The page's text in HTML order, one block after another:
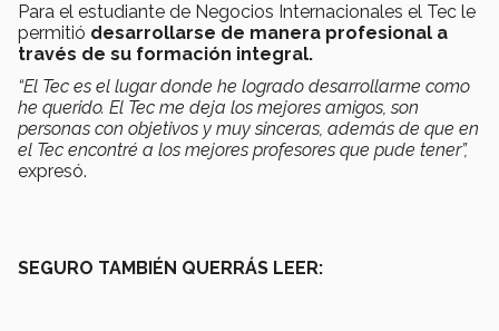
Para el estudiante de Negocios Internacionales el Tec le
permitió desarrollarse de manera profesional a
través de su formación integral.
“El Tec es el lugar donde he logrado desarrollarme como
he querido. El Tec me deja los mejores amigos, son
personas con objetivos y muy sinceras, además de que en
el Tec encontré a los mejores profesores que pude tener”,
expresó.
SEGURO TAMBIÉN QUERRÁS LEER: